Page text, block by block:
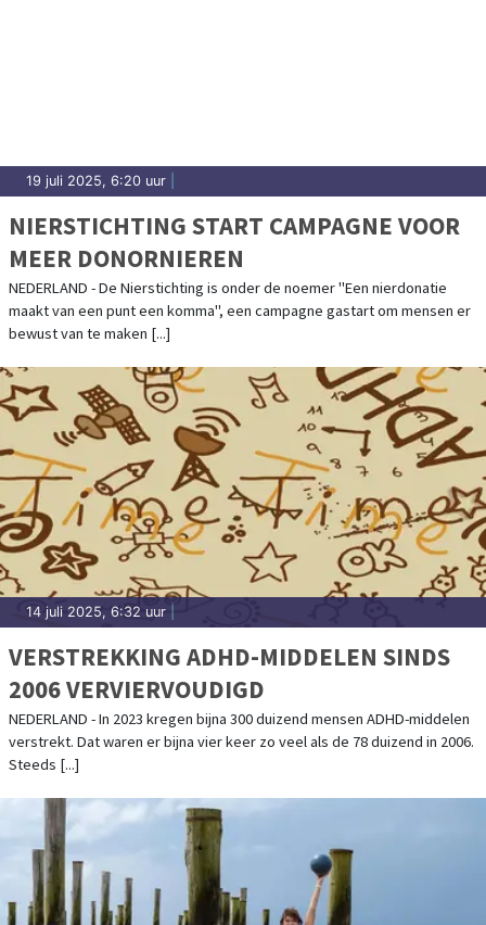
19 juli 2025, 6:20 uur
NIERSTICHTING START CAMPAGNE VOOR
MEER DONORNIEREN
NEDERLAND - De Nierstichting is onder de noemer "Een nierdonatie
maakt van een punt een komma", een campagne gastart om mensen er
bewust van te maken [...]
14 juli 2025, 6:32 uur
VERSTREKKING ADHD-MIDDELEN SINDS
2006 VERVIERVOUDIGD
NEDERLAND - In 2023 kregen bijna 300 duizend mensen ADHD-middelen
verstrekt. Dat waren er bijna vier keer zo veel als de 78 duizend in 2006.
Steeds [...]